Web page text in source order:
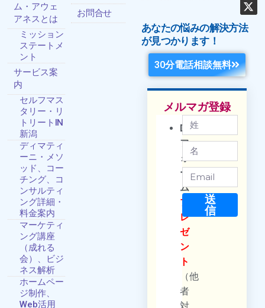
あなたの悩みの解決方法
が見つかります！
30分電話相談無料
メルマガ登録
DM
フ
ォ
ー
ム
プ
レ
ゼ
ン
ト
（他
者
対
送
信
ム・アウェ
アネスとは
ミッション
ステートメ
ント
サービス案
内
セルフマス
タリー・リ
トリートIN
新潟
ディマティ
ーニ・メソ
ッド、コー
チング、コ
ンサルティ
ング詳細・
料金案内
マーケティ
ング講座
（成れる
会）、ビジ
ネス解析
ホームペー
ジ制作、
Web活用
お問合せ